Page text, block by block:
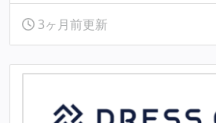
3ヶ月前更新